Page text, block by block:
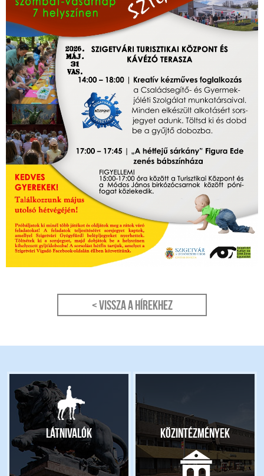
< Vissza a hírekhez
Látnivalók Közintézmények